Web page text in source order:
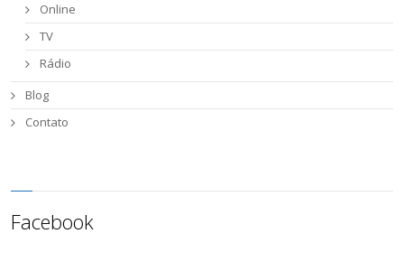
Online
TV
Rádio
Blog
Contato
Facebook